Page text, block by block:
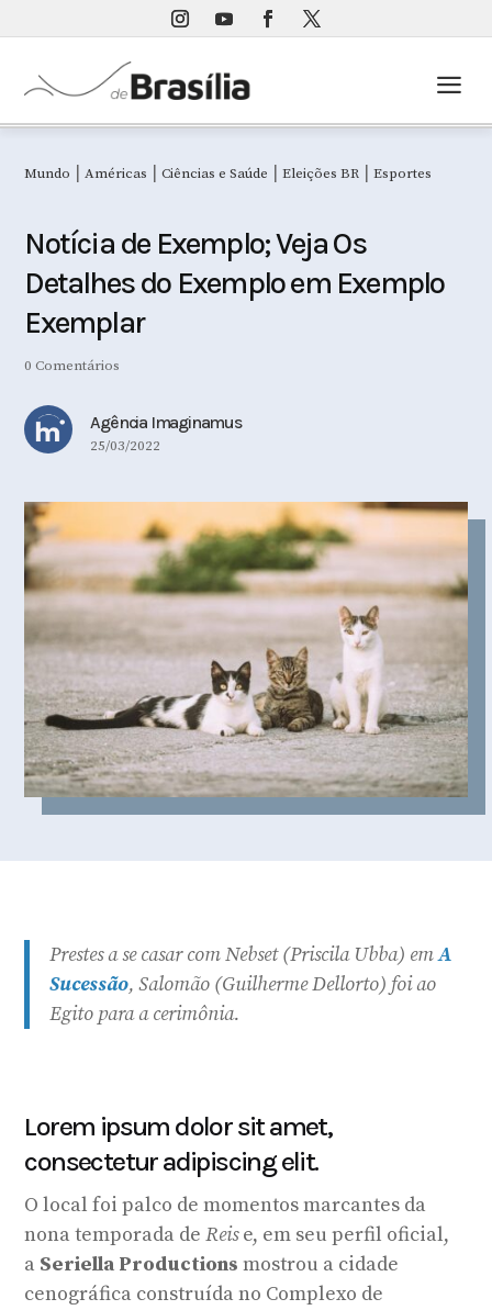
a
Mundo |Américas |Ciências e Saúde |Eleições BR |Esportes
Notícia de Exemplo; Veja Os
Detalhes do Exemplo em Exemplo
Exemplar
0 Comentários
Agência Imaginamus
25/03/2022
Prestes a se casar com Nebset (Priscila Ubba) emA
Sucessão, Salomão (Guilherme Dellorto) foi ao
Egito para a cerimônia.
Lorem ipsum dolor sit amet,
consectetur adipiscing elit.
O local foi palco de momentos marcantes da
nona temporada deReise, em seu perfil oficial,
a Seriella Productions mostrou a cidade
cenográfica construída no Complexo de